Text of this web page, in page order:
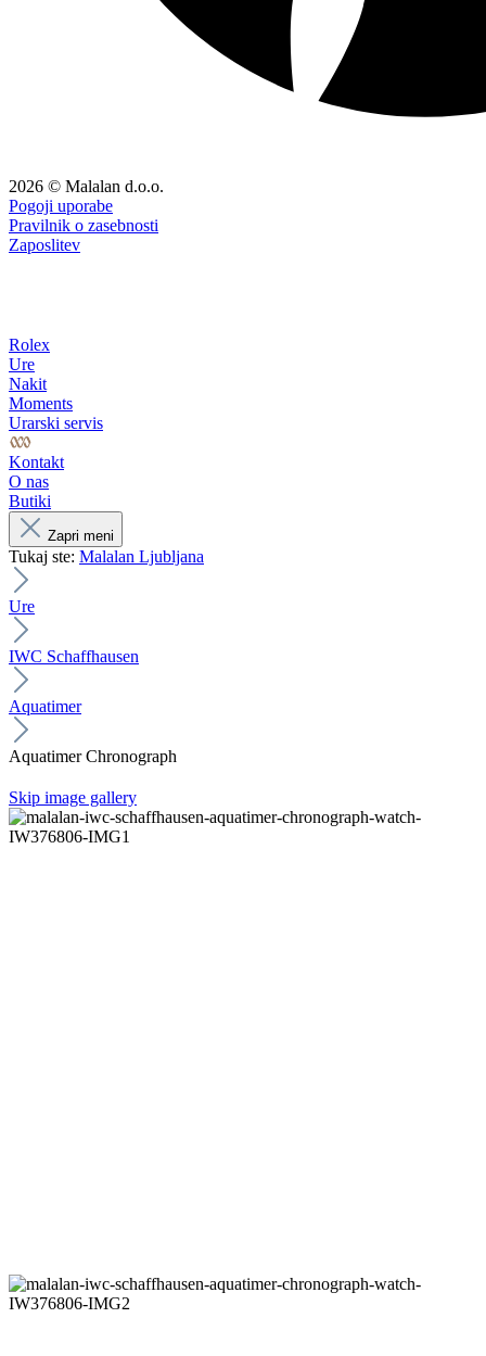
2026 © Malalan d.o.o.
Pogoji uporabe
Pravilnik o zasebnosti
Zaposlitev
Rolex
Ure
Nakit
Moments
Urarski servis
Kontakt
O nas
Butiki
Zapri meni
Tukaj ste: Malalan Ljubljana
Ure
IWC Schaffhausen
Aquatimer
Aquatimer Chronograph
Skip image gallery